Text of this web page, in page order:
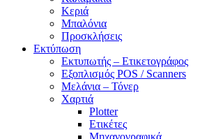
Κεριά
Μπαλόνια
Προσκλήσεις
Εκτύπωση
Εκτυπωτής – Ετικετογράφος
Εξοπλισμός POS / Scanners
Μελάνια – Τόνερ
Χαρτιά
Plotter
Ετικέτες